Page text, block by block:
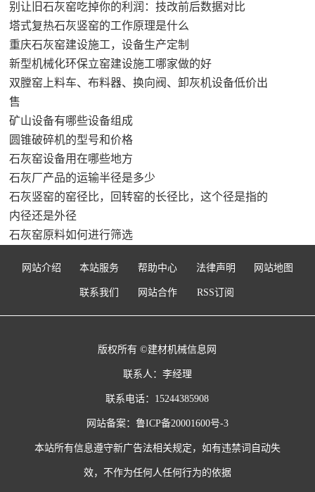
别让旧石灰窑吃掉你的利润：技改前后数据对比
塔式复热石灰竖窑的工作原理是什么
重庆石灰窑建设施工，设备生产定制
新型机械化环保立窑建设施工哪家做的好
双膛窑上料车、布料器、换向阀、卸灰机设备低价出
售
矿山设备有哪些设备组成
圆锥破碎机的型号和价格
石灰窑设备用在哪些地方
石灰厂产品的运输半径是多少
石灰竖窑的窑径比，回转窑的长径比，这个径是指的
内径还是外径
石灰窑原料如何进行筛选
网站介绍 本站服务 帮助中心 法律声明 网站地图
联系我们 网站合作 RSS订阅
版权所有 ©建材机械信息网
联系人：李经理
联系电话：15244385908
网站备案： 鲁ICP备20001600号-3
本站所有信息遵守新广告法相关规定，如有违禁词自动失
效，不作为任何人任何行为的依据